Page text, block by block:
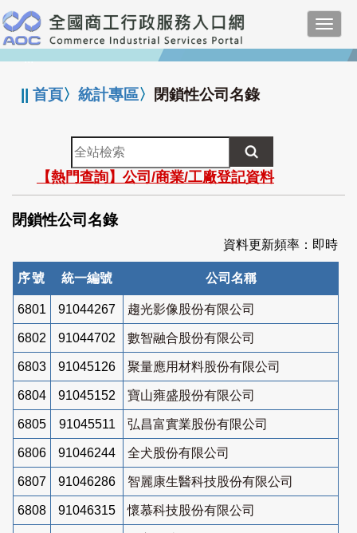
跳
到
主
要
:::
||首頁〉統計專區〉 閉鎖性公司名錄
全
站
檢
索
【熱門查詢】公司/商業/工廠登記資料
閉鎖性公司名錄
資料更新頻率：即時
序號 統一編號 公司名稱
6801 91044267 趨光影像股份有限公司
6802 91044702 數智融合股份有限公司
6803 91045126 聚量應用材料股份有限公司
6804 91045152 寶山雍盛股份有限公司
6805 91045511 弘昌富實業股份有限公司
6806 91046244 全犬股份有限公司
6807 91046286 智麗康生醫科技股份有限公司
6808 91046315 懷慕科技股份有限公司